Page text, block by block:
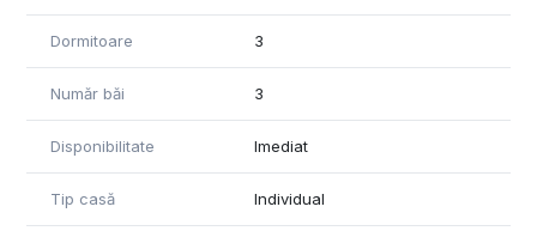
contacta.
Dormitoare 3
Număr băi 3
Disponibilitate Imediat
Tip casă Individual